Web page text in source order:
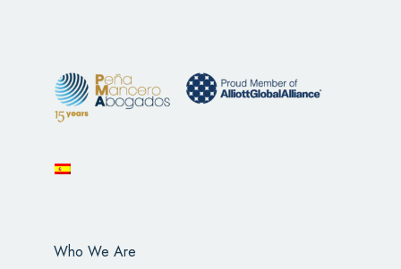
Who We Are